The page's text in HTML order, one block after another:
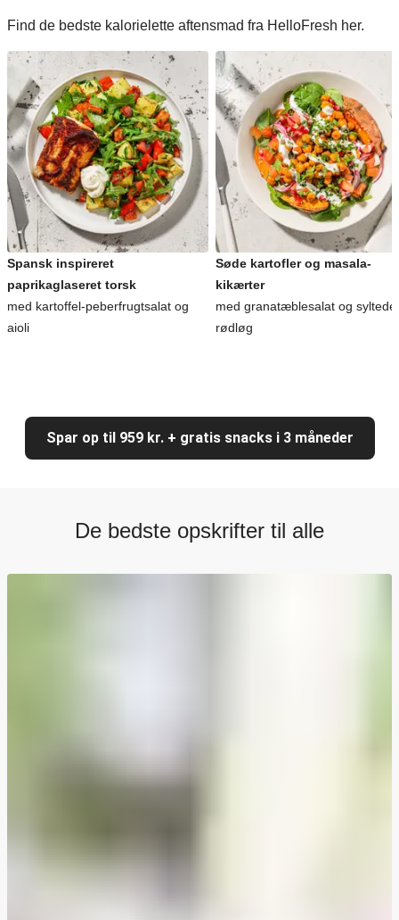
Find de bedste kalorielette aftensmad fra HelloFresh her.
Spansk inspireret
paprikaglaseret torsk
med kartoffel-peberfrugtsalat og
aioli
Søde kartofler og masala-
kikærter
med granatæblesalat og syltede
rødløg
Spar op til 959 kr. + gratis snacks i 3 måneder
De bedste opskrifter til alle